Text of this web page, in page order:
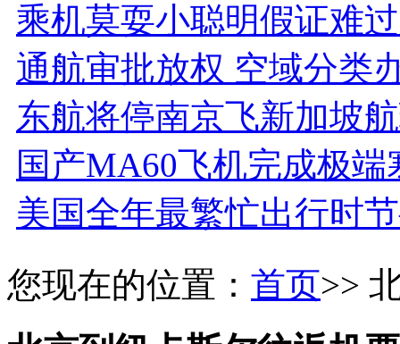
乘机莫耍小聪明假证难
通航审批放权 空域分类
东航将停南京飞新加坡
国产MA60飞机完成极端
美国全年最繁忙出行时
您现在的位置： 首页>>